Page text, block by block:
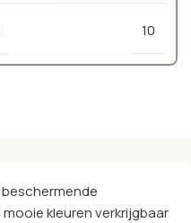
10
kleuren verkrijgbaar